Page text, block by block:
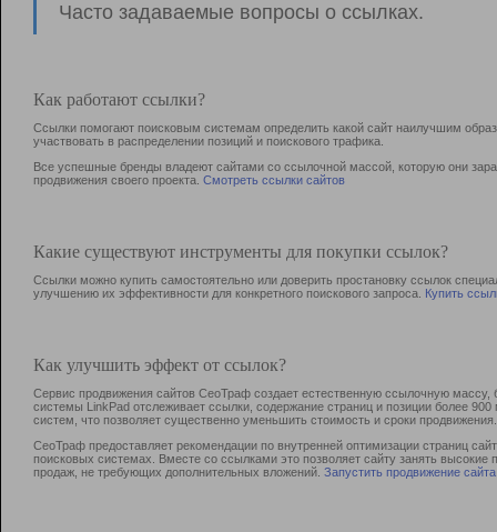
Часто задаваемые вопросы о ссылках.
Как работают ссылки?
Ссылки помогают поисковым системам определить какой сайт наилучшим
участвовать в раcпределении позиций и поискового трафика.
Все успешные бренды владеют сайтами со ссылочной массой, которую они
продвижения своего проекта. Смотреть ссылки сайтов
Какие существуют инструменты для покупки ссылок?
Ссылки можно купить самостоятельно или доверить простановку ссылок
улучшению их эффективности для конкретного поискового запроса. Купить
Как улучшить эффект от ссылок?
Сервис продвижения сайтов СеоТраф создает естественную ссылочную
системы LinkPad отслеживает ссылки, содержание страниц и позиции более
систем, что позволяет существенно уменьшить стоимость и сроки продвижения.
СеоТраф предоставляет рекомендации по внутренней оптимизации страниц
поисковых системах. Вместе со ссылками это позволяет сайту занять
продаж, не требующих дополнительных вложений. Запустить продвижение сайта